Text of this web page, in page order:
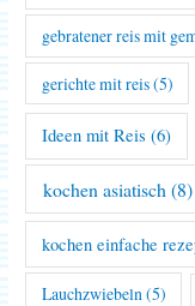
gebratener reis mit
gerichte mit reis(5)
Ideen mit Reis (6)
kochen asiatisch (8)
kochen einfache
Lauchzwiebeln(5)